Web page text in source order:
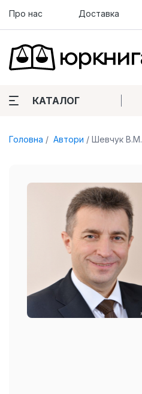
Про нас Доставка
КАТАЛОГ
Головна Автори Шевчук В.М.